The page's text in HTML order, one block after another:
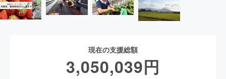
現在の支援総額
3,050,039円